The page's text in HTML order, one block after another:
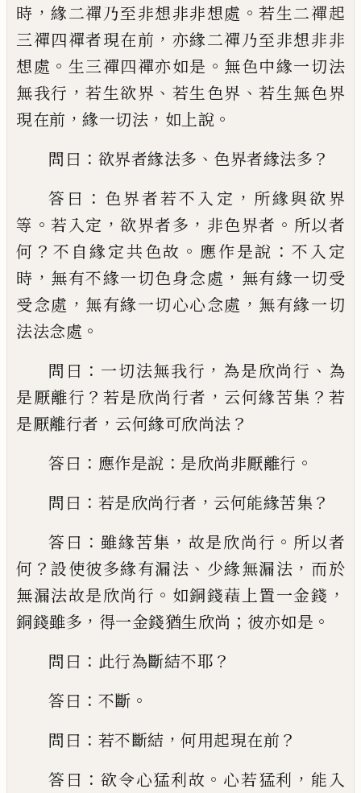
時 ， 緣二禪乃至非想非非想處 。若生二禪起
三禪四禪者現在前 ， 亦緣二禪乃至非想非非
想處 。 生三禪四禪亦如是 。 無色中緣一切法
無我行 ，若生欲界 、 若生色界 、若生無色界
現在前 ， 緣一切法 ， 如 上說 。
問曰 ： 欲界者緣法多 、 色界者緣法多 ？
答 曰 ： 色界者若不入定 ， 所緣與欲界
等 。若入定 ，欲界者多 ， 非色界者 。 所以者
何 ？ 不自緣定共色故 。 應作是說 ： 不入定
時 ， 無有不緣一切色身念處 ， 無有緣一切受
受念處 ， 無有緣一切心心念處 ， 無有緣一切
法法念處 。
問曰 ： 一切法無我行 ， 為是欣尚行 、 為
是厭離行 ？ 若是欣尚行者 ， 云何緣苦集 ？ 若
是厭離行者 ， 云何緣可欣尚法 ？
答曰 ： 應作是說 ： 是欣尚非厭離行 。
問曰 ： 若是欣尚行者 ， 云何能緣苦集？
答曰 ：雖緣苦集 ， 故是欣尚行 。 所以者
何 ？設使彼多緣有漏法 、 少緣無漏法 ， 而於
無漏法故是欣尚行 。 如銅錢𧂐 上置一金錢 ，
銅錢雖多 ， 得一金錢猶生欣尚 ； 彼亦如是 。
問曰 ： 此行為斷結不耶 ？
答曰 ： 不斷 。
問曰 ： 若不斷結 ， 何用起現在前 ？
答曰 ：欲令心猛利故 。 心若猛利 ， 能入